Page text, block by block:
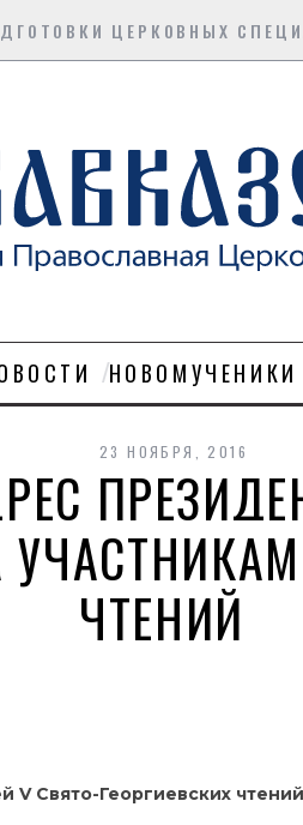
ЦЕРКОВНЫХ
НОВОМУЧЕНИКИ
23 НОЯБРЯ, 2016
ЧТЕНИЙ
V Свято-Георгиевских